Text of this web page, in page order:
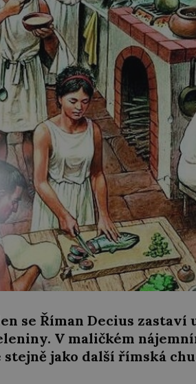
se Říman Decius
V maličkém
jako další římská